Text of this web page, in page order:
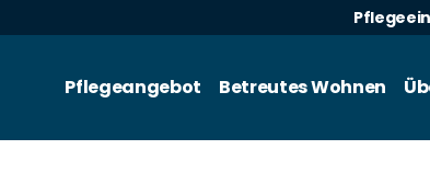
Pflegeangebot Betreutes Wohnen